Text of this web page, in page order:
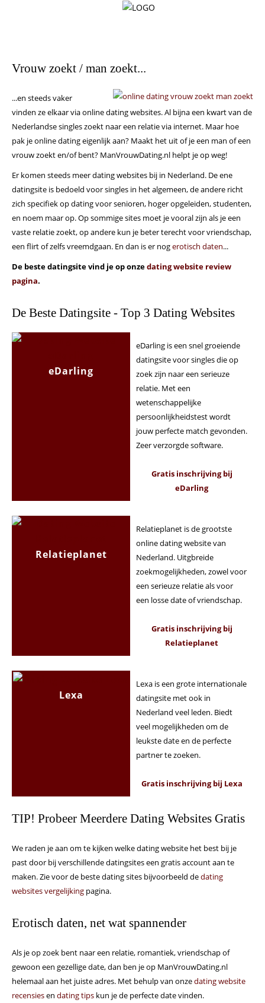
Websites
Erotisch
18+
Tips
Dating
Info
Contact
Vrouw zoekt / man zoekt...
...en steeds vaker
vinden ze elkaar via online dating websites. Al bijna een kwart van de
Nederlandse singles zoekt naar een relatie via internet. Maar hoe
pak je online dating eigenlijk aan? Maakt het uit of je een man of een
vrouw zoekt en/of bent? ManVrouwDating.nl helpt je op weg!
Er komen steeds meer dating websites bij in Nederland. De ene
datingsite is bedoeld voor singles in het algemeen, de andere richt
zich specifiek op dating voor senioren, hoger opgeleiden, studenten,
en noem maar op. Op sommige sites moet je vooral zijn als je een
vaste relatie zoekt, op andere kun je beter terecht voor vriendschap,
een flirt of zelfs vreemdgaan. En dan is er nogerotisch daten...
De beste datingsite vind je op onzedating website review
pagina.
De Beste Datingsite - Top 3 Dating Websites
eDarling
eDarling is een snel groeiende
datingsite voor singles die op
zoek zijn naar een serieuze
relatie. Met een
wetenschappelijke
persoonlijkheidstest wordt
jouw perfecte match gevonden.
Zeer verzorgde software.
Gratis inschrijving bij
eDarling
Relatieplanet
Relatieplanet is de grootste
online dating website van
Nederland. Uitgbreide
zoekmogelijkheden, zowel voor
een serieuze relatie als voor
een losse date of vriendschap.
Gratis inschrijving bij
Relatieplanet
Lexa
Lexa is een grote internationale
datingsite met ook in
Nederland veel leden. Biedt
veel mogelijkheden om de
leukste date en de perfecte
partner te zoeken.
Gratis inschrijving bij Lexa
TIP! Probeer Meerdere Dating Websites Gratis
We raden je aan om te kijken welke dating website het best bij je
past door bij verschillende datingsites een gratis account aan te
maken. Zie voor de beste dating sites bijvoorbeeld dedating
websites vergelijking pagina.
Erotisch daten, net wat spannender
Als je op zoek bent naar een relatie, romantiek, vriendschap of
gewoon een gezellige date, dan ben je op ManVrouwDating.nl
helemaal aan het juiste adres. Met behulp van onzedating website
recensiesen dating tips kun je de perfecte date vinden.